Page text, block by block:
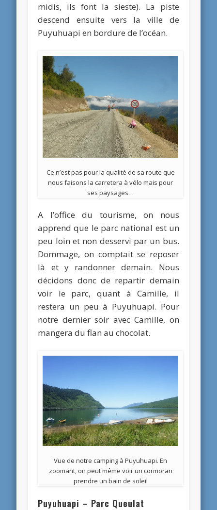
midis, ils font la sieste). La piste
descend ensuite vers la ville de
Puyuhuapi en bordure de l’océan.
Ce n’est pas pour la qualité de sa route que
nous faisons la carretera à vélo mais pour
ses paysages…
A l’office du tourisme, on nous
apprend que le parc national est un
peu loin et non desservi par un bus.
Dommage, on comptait se reposer
là et y randonner demain. Nous
décidons donc de repartir demain
voir le parc, quant à Camille, il
restera un peu à Puyuhuapi. Pour
notre dernier soir avec Camille, on
mangera du flan au chocolat.
Vue de notre camping à Puyuhuapi. En
zoomant, on peut même voir un cormoran
prendre un bain de soleil
Puyuhuapi – Parc Queulat